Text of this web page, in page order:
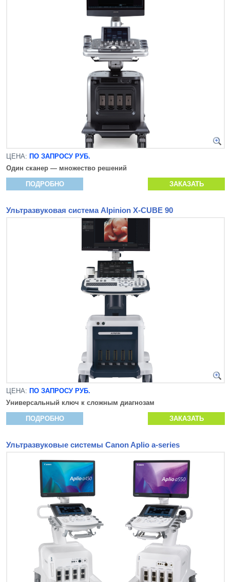
ЦЕНА: ПО ЗАПРОСУ РУБ.
Один сканер — множество решений
ПОДРОБНО ЗАКАЗАТЬ
Ультразвуковая система Alpinion X-CUBE 90
ЦЕНА: ПО ЗАПРОСУ РУБ.
Универсальный ключ к сложным диагнозам
ПОДРОБНО ЗАКАЗАТЬ
Ультразвуковые системы Canon Aplio a-series